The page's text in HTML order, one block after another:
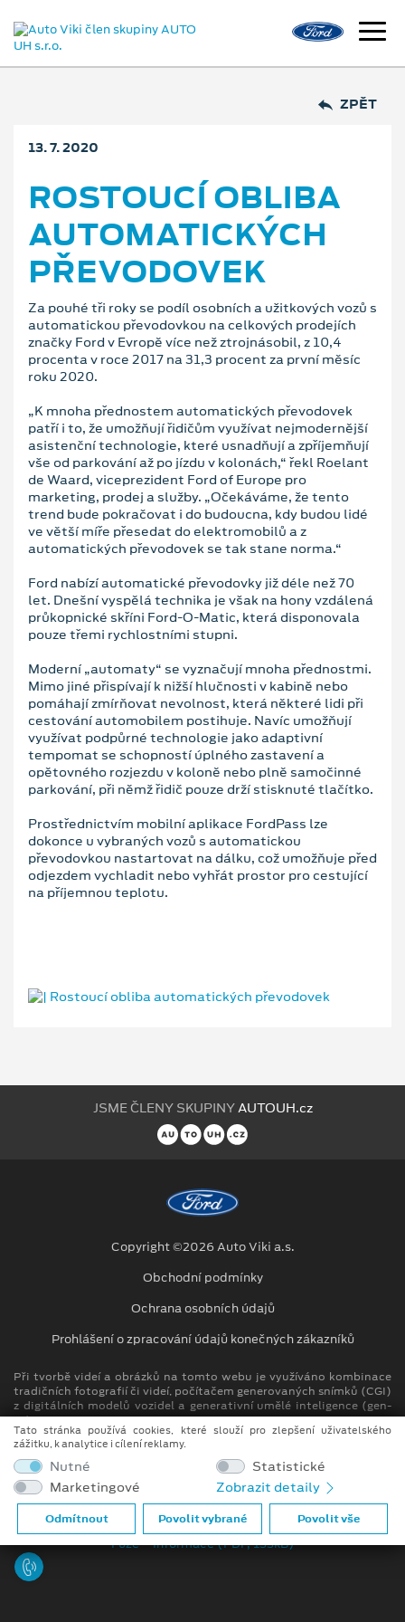
ZPĚT
13. 7. 2020
ROSTOUCÍ OBLIBA
AUTOMATICKÝCH
PŘEVODOVEK
Za pouhé tři roky se podíl osobních a užitkových vozů s
automatickou převodovkou na celkových prodejích
značky Ford v Evropě více než ztrojnásobil, z 10,4
procenta v roce 2017 na 31,3 procent za první měsíc
roku 2020.
„K mnoha přednostem automatických převodovek
patří i to, že umožňují řidičům využívat nejmodernější
asistenční technologie, které usnadňují a zpříjemňují
vše od parkování až po jízdu v kolonách,“ řekl Roelant
de Waard, viceprezident Ford of Europe pro
marketing, prodej a služby. „Očekáváme, že tento
trend bude pokračovat i do budoucna, kdy budou lidé
ve větší míře přesedat do elektromobilů a z
automatických převodovek se tak stane norma.“
Ford nabízí automatické převodovky již déle než 70
let. Dnešní vyspělá technika je však na hony vzdálená
průkopnické skříni Ford-O-Matic, která disponovala
pouze třemi rychlostními stupni.
Moderní „automaty“ se vyznačují mnoha přednostmi.
Mimo jiné přispívají k nižší hlučnosti v kabině nebo
pomáhají zmírňovat nevolnost, která některé lidi při
cestování automobilem postihuje. Navíc umožňují
využívat podpůrné technologie jako adaptivní
tempomat se schopností úplného zastavení a
opětovného rozjezdu v koloně nebo plně samočinné
parkování, při němž řidič pouze drží stisknuté tlačítko.
Prostřednictvím mobilní aplikace FordPass lze
dokonce u vybraných vozů s automatickou
převodovkou nastartovat na dálku, což umožňuje před
odjezdem vychladit nebo vyhřát prostor pro cestující
na příjemnou teplotu.
JSME ČLENY SKUPINYAUTOUH.cz
Copyright ©2026 Auto Viki a.s.
Obchodní podmínky
Ochrana osobních údajů
Prohlášení o zpracování údajů konečných zákazníků
Při tvorbě videí a obrázků na tomto webu je využíváno kombinace
tradičních fotografií či videí, počítačem generovaných snímků (CGI)
z digitálních modelů vozidel a generativní umělé inteligence (gen-
AI).
Auto Viki člen skupiny AUTO UH s.r.o.
IČ: 264 93 276, DIČ: CZ26493276
Spisová značka C 146744 vedená u Krajského soudu v Brně
Compliance (PDF, 51kB)
Fúze – informace (PDF, 133kB)
Tato stránka používá cookies, které slouží pro zlepšení uživatelského
zážitku, k analytice i cílení reklamy.
Nutné
Statistické
Marketingové
Zobrazit detaily
Odmítnout Povolit vybrané Povolit vše